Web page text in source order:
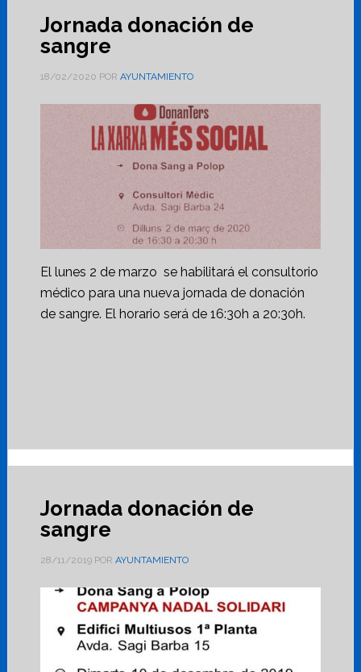
Jornada donación de
sangre
18/02/2020 POR AYUNTAMIENTO
El lunes 2 de marzo se habilitará el consultorio
médico para una nueva jornada de donación
de sangre. El horario será de 16:30h a 20:30h.
Jornada donación de
sangre
28/11/2019POR AYUNTAMIENTO